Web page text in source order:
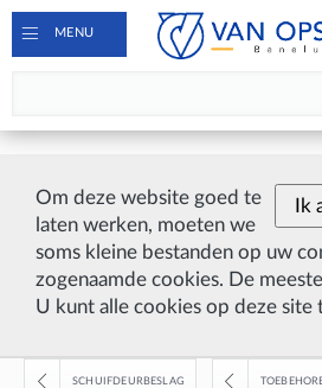
Ik
Om deze website goed te
laten werken, moeten we
soms kleine bestanden op uw
zogenaamde cookies. De
U kunt alle cookies op deze site
MENU
SCHUIFDEURBESLAG